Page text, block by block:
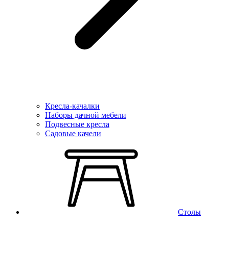
Кресла-качалки
Наборы дачной мебели
Подвесные кресла
Садовые качели
Столы